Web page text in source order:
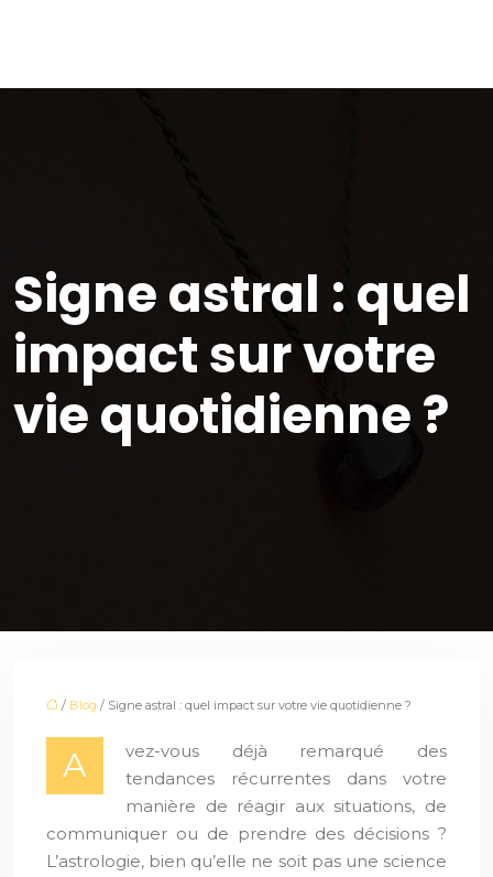
Signe astral : quel
impact sur votre
vie quotidienne ?
/ Blog / Signe astral : quel impact sur votre vie quotidienne ?
A
vez-vous déjà remarqué des
tendances récurrentes dans votre
manière de réagir aux situations, de
communiquer ou de prendre des décisions ?
L’astrologie, bien qu’elle ne soit pas une science